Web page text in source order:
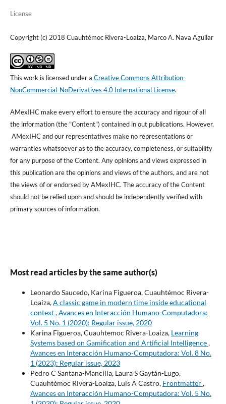
License
Copyright (c) 2018 Cuauhtémoc Rivera-Loaiza, Marco A. Nava Aguilar
This work is licensed under a Creative Commons Attribution-
NonCommercial-NoDerivatives 4.0 International License.
AMexIHC make every effort to ensure the accuracy and rigour of all
the information (the "Content") contained in out publications. However,
AMexIHC and our representatives make no representations or
warranties whatsoever as to the accuracy, completeness, or suitability
for any purpose of the Content. Any opinions and views expressed in
this publication are the opinions and views of the authors, and are not
the views of or endorsed by AMexIHC. The accuracy of the Content
should not be relied upon and should be independently verified with
primary sources of information.
Most read articles by the same author(s)
Leonardo Saucedo, Karina Figueroa, Cuauhtémoc Rivera-
Loaiza,A classic game in modern time inside educational
context,Avances en Interacción Humano-Computadora:
Vol. 5 No. 1 (2020): Regular issue, 2020
Karina Figueroa, Cuauhtemoc Rivera-Loaiza, Learning
Systems based on Gamification and Artificial Intelligence,
Avances en Interacción Humano-Computadora: Vol. 8 No.
1 (2023): Regular issue, 2023
Pedro C Santana-Mancilla, Laura S Gaytán-Lugo,
Cuauhtémoc Rivera-Loaiza, Luis A Castro, Frontmatter,
Avances en Interacción Humano-Computadora: Vol. 5 No.